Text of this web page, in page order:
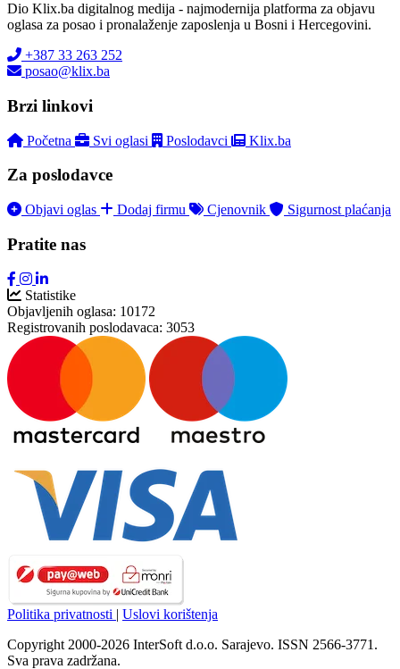
Dio Klix.ba digitalnog medija - najmodernija platforma za objavu
oglasa za posao i pronalaženje zaposlenja u Bosni i Hercegovini.
+387 33 263 252
posao@klix.ba
Brzi linkovi
Početna Svi oglasi Poslodavci Klix.ba
Za poslodavce
Objavi oglas Dodaj firmu Cjenovnik Sigurnost plaćanja
Pratite nas
Statistike
Objavljenih oglasa: 10172
Registrovanih poslodavaca: 3053
Politika privatnosti | Uslovi korištenja
Copyright 2000-2026 InterSoft d.o.o. Sarajevo. ISSN 2566-3771.
Sva prava zadržana.